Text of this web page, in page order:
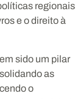
regionais
e o direito à
sido um pilar
as
o